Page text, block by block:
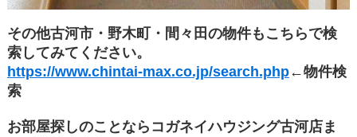
その他古河市・野木町・間々田の物件もこちらで検
索してみてください。
https://www.chintai-max.co.jp/search.php←物件検
索
お部屋探しのことならコガネイハウジング古河店ま